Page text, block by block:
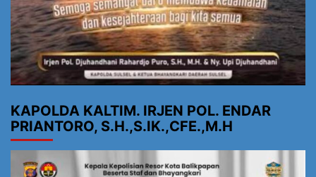
KAPOLDA KALTIM. IRJEN POL. ENDAR
PRIANTORO, S.H.,S.IK.,CFE.,M.H